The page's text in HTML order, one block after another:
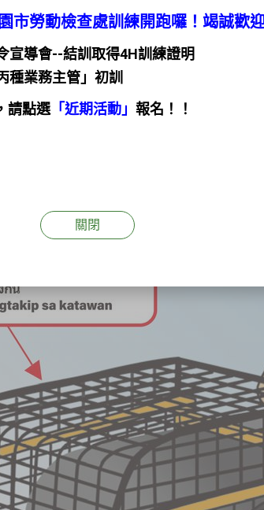
市勞動檢查處訓練開跑囉！竭誠歡
宣導會--結訓取得4H訓練證明
種業務主管」初訓
，請點選 「近期活動」 報名！！
關閉